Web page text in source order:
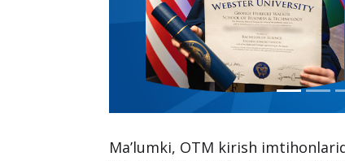
Ma’lumki, OTM kirish